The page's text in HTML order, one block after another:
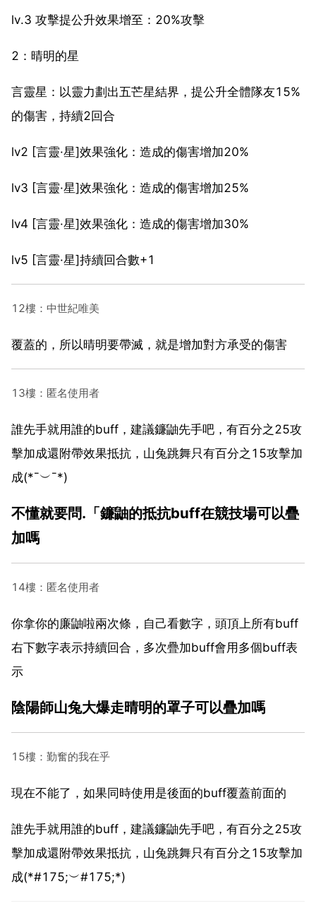
lv.3 攻擊提公升效果增至：20%攻擊
2：晴明的星
言靈星：以靈力劃出五芒星結界，提公升全體隊友15%
的傷害，持續2回合
lv2 [言靈·星]效果強化：造成的傷害增加20%
lv3 [言靈·星]效果強化：造成的傷害增加25%
lv4 [言靈·星]效果強化：造成的傷害增加30%
lv5 [言靈·星]持續回合數+1
12樓：中世紀唯美
覆蓋的，所以晴明要帶滅，就是增加對方承受的傷害
13樓：匿名使用者
誰先手就用誰的buff，建議鐮鼬先手吧，有百分之25攻
擊加成還附帶效果抵抗，山兔跳舞只有百分之15攻擊加
成(*¯︶¯*)
不懂就要問.「鐮鼬的抵抗buff在競技場可以疊
加嗎
14樓：匿名使用者
你拿你的廉鼬啦兩次條，自己看數字，頭頂上所有buff
右下數字表示持續回合，多次疊加buff會用多個buff表
示
陰陽師山兔大爆走晴明的罩子可以疊加嗎
15樓：勤奮的我在乎
現在不能了，如果同時使用是後面的buff覆蓋前面的
誰先手就用誰的buff，建議鐮鼬先手吧，有百分之25攻
擊加成還附帶效果抵抗，山兔跳舞只有百分之15攻擊加
成(*#175;︶#175;*)